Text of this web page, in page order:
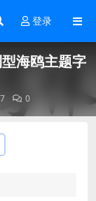
登录
海鸥主题字
0